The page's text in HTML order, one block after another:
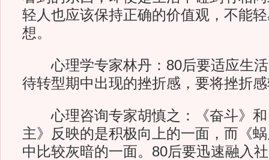
轻人也应该保持正确的价值观，不能
想。
心理学专家林丹：80后要适应生活
待转型期中出现的挫折感，要将挫折
心理咨询专家胡慎之：《奋斗》和
主》反映的是积极向上的一面，而《
中比较灰暗的一面。80后要迅速融入